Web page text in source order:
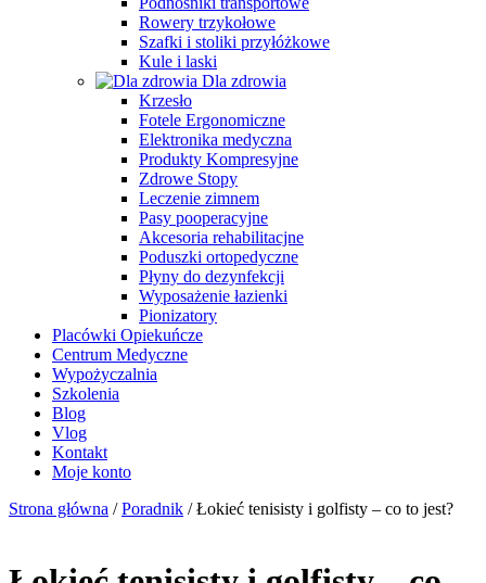
Rowery trzykołowe
Szafki i stoliki przyłóżkowe
Kule i laski
Dla zdrowia
Krzesło
Fotele Ergonomiczne
Elektronika medyczna
Produkty Kompresyjne
Zdrowe Stopy
Leczenie zimnem
Pasy pooperacyjne
Akcesoria rehabilitacjne
Poduszki ortopedyczne
Płyny do dezynfekcji
Wyposażenie łazienki
Pionizatory
Placówki Opiekuńcze
Centrum Medyczne
Wypożyczalnia
Szkolenia
Blog
Vlog
Kontakt
Moje konto
Strona główna /Poradnik /Łokieć tenisisty i golfisty – co to jest?